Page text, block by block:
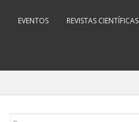
EVENTOS REVISTAS CIENTÍFICAS
Search